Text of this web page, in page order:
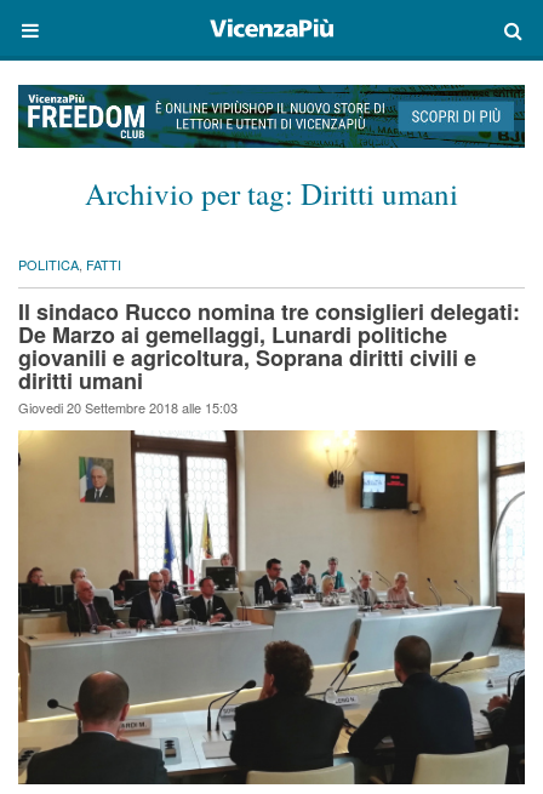
Archivio per tag: Diritti umani
POLITICA, FATTI
Il sindaco Rucco nomina tre consiglieri delegati:
De Marzo ai gemellaggi, Lunardi politiche
giovanili e agricoltura, Soprana diritti civili e
diritti umani
Giovedi 20 Settembre 2018 alle 15:03